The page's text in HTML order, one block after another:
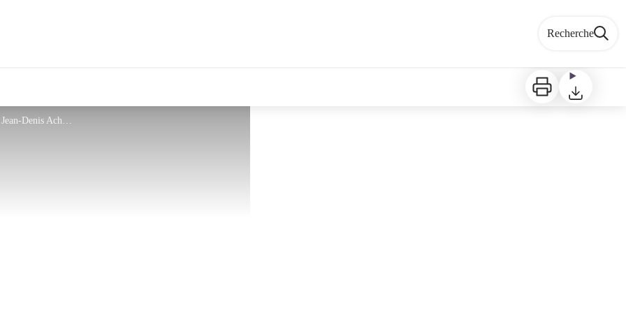
Recherche
Imprimer Télécharger
L'automne illumine le Canigó - © Jean-Denis Achard